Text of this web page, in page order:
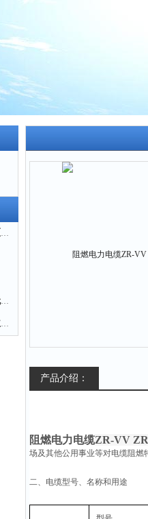
阻燃电缆和耐火电缆的有哪些区别？
阻燃电缆分为含卤阻燃电缆及无卤低烟阻燃电缆两大类
防火阻燃电缆企业将占据国内主流市场
产品介绍：
阻燃电力电缆ZR-VV
场及其他公用事业等对电缆阻燃
二、电缆型号、名称和用途